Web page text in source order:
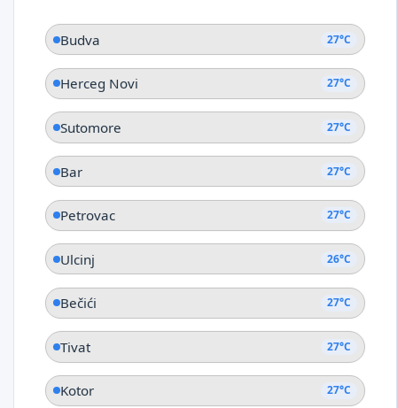
Budva 27°C
Herceg Novi 27°C
Sutomore 27°C
Bar 27°C
Petrovac 27°C
Ulcinj 26°C
Bečići 27°C
Tivat 27°C
Kotor 27°C